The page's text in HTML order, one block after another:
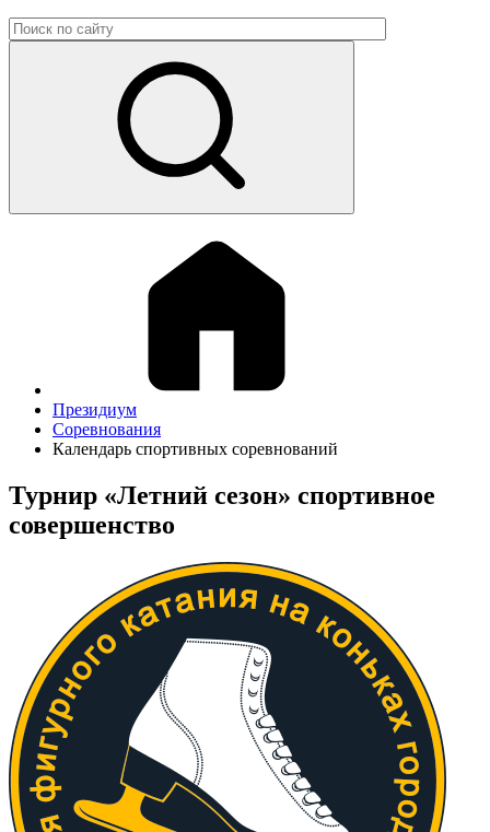
Президиум
Соревнования
Календарь спортивных соревнований
Турнир «Летний сезон» спортивное
совершенство